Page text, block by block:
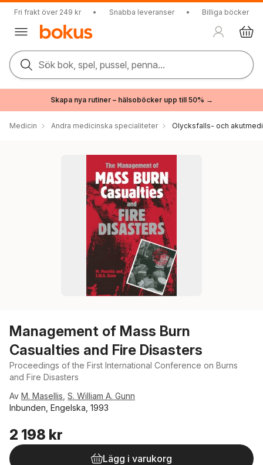
Fri frakt över 249 kr • Snabba leveranser • Billiga böcker
Sök bok, spel, pussel, penna...
Skapa nya rutiner – hälsoböcker upp till 50% →
Medicin Andra medicinska specialiteter Olycksfalls- och
Management of Mass Burn
Casualties and Fire Disasters
Proceedings of the First International Conference on Burns
and Fire Disasters
Av M. Masellis S. William A. Gunn
Inbunden, Engelska, 1993
2 198 kr
Lägg i varukorg